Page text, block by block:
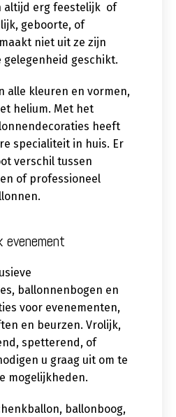
altijd erg feestelijk of
geboorte, of
niet uit ze zijn
geschikt.
alle kleuren en vormen,
helium. Met het
heeft
specialiteit in huis. Er
verschil tussen
of professioneel
evenement
ballonnenbogen en
voor evenementen,
en beurzen. Vrolijk,
spetterend, of
u graag uit om te
mogelijkheden.
ballonboog,